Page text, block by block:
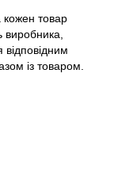
кожен товар
виробника,
відповідним
із товаром.